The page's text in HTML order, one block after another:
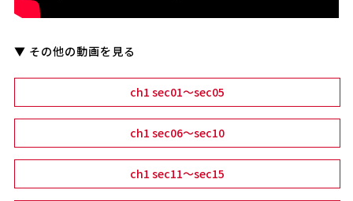
▼ その他の動画を見る
ch1 sec01～sec05
ch1 sec06～sec10
ch1 sec11～sec15